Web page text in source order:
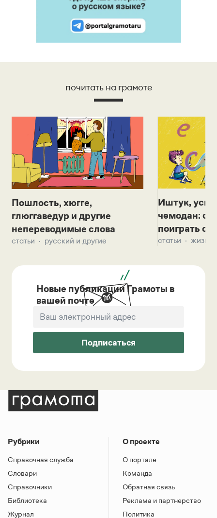
почитать на грамоте
Пошлость, хюгге,
глюггаведур и другие
непереводимые слова
статьи русский и другие
Иштук,
чемодан:
поиграть с
статьи жизнь
Новые публикации Грамоты в
вашей почте
Подписаться
Рубрики
Справочная служба
Словари
Справочники
Библиотека
Журнал
О проекте
О портале
Команда
Обратная связь
Реклама и партнерство
Политика